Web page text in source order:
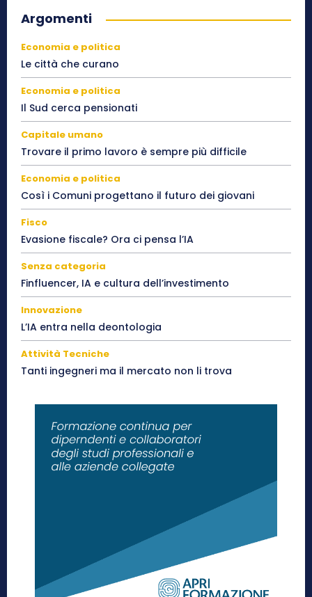
Argomenti
Economia e politica
Le città che curano
Economia e politica
Il Sud cerca pensionati
Capitale umano
Trovare il primo lavoro è sempre più difficile
Economia e politica
Così i Comuni progettano il futuro dei giovani
Fisco
Evasione fiscale? Ora ci pensa l’IA
Senza categoria
Finfluencer, IA e cultura dell’investimento
Innovazione
L’IA entra nella deontologia
Attività Tecniche
Tanti ingegneri ma il mercato non li trova